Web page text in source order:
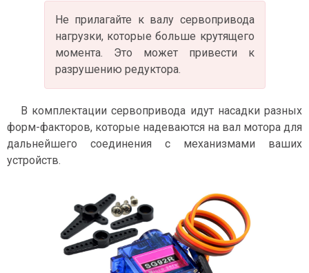
Не прилагайте к валу сервопривода
нагрузки, которые больше крутящего
момента. Это может привести к
разрушению редуктора.
В комплектации сервопривода идут насадки разных
форм-факторов, которые надеваются на вал мотора для
дальнейшего соединения с механизмами ваших
устройств.